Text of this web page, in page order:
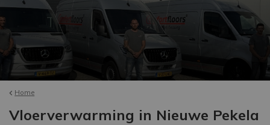
Home
Vloerverwarming in Nieuwe Pekela